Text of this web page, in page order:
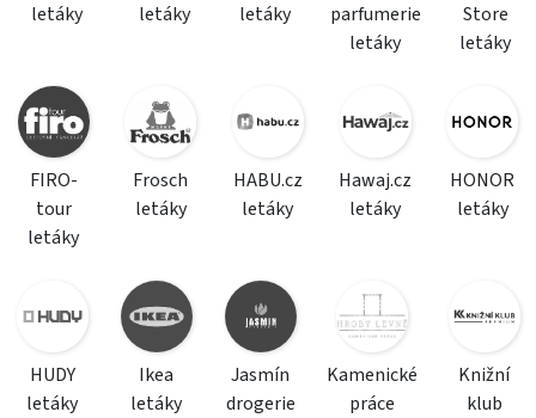
letáky
letáky
letáky
parfumerie
letáky
Store
letáky
FIRO-
tour
letáky
Frosch
letáky
HABU.cz
letáky
Hawaj.cz
letáky
HONOR
letáky
HUDY
letáky
Ikea
letáky
Jasmín
drogerie
Kamenické
práce
Knižní
klub